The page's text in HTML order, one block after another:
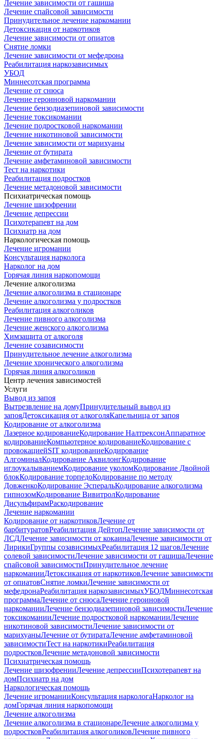
Лечение зависимости от гашиша
Лечение спайсовой зависимости
Принудительное лечение наркомании
Детоксикация от наркотиков
Лечение зависимости от опиатов
Снятие ломки
Лечение зависимости от мефедрона
Реабилитация наркозависимых
УБОД
Миннесотская программа
Лечение от снюса
Лечение героиновой наркомании
Лечение бензодиазепиновой зависимости
Лечение токсикомании
Лечение подростковой наркомании
Лечение никотиновой зависимости
Лечение зависимости от марихуаны
Лечение от бутирата
Лечение амфетаминовой зависимости
Тест на наркотики
Реабилитация подростков
Лечение метадоновой зависимости
Психиатрическая помощь
Лечение шизофрении
Лечение депрессии
Психотерапевт на дом
Психиатр на дом
Наркологическая помощь
Лечение игромании
Консультация нарколога
Нарколог на дом
Горячая линия наркопомощи
Лечение алкоголизма
Лечение алкоголизма в стационаре
Лечение алкоголизма у подростков
Реабилитация алкоголиков
Лечение пивного алкоголизма
Лечение женского алкоголизма
Химзащита от алкоголя
Лечение созависимости
Принудительное лечение алкоголизма
Лечение хронического алкоголизма
Горячая линия алкоголиков
Центр лечения зависимостей
Услуги
Вывод из запоя
Вытрезвление на домуПринудительный вывод из
запояДетоксикация от алкоголяКапельница от запоя
Кодирование от алкоголизма
Лазерное кодированиеКодирование НалтрексонАппаратное
кодированиеКомпьютерное кодированиеКодирование с
провокациейSIT кодированиеКодирование
АлгоминалКодирование АквилонгКодирование
иглоукалываниемКодирование уколомКодирование Двойной
блокКодирование торпедоКодирование по методу
ДовженкоКодирование ЭсперальКодирование алкоголизма
гипнозомКодирование ВивитролКодирование
ДисульфирамРаскодирование
Лечение наркомании
Кодирование от наркотиковЛечение от
барбитуратовРеабилитация ДейтопЛечение зависимости от
ЛСДЛечение зависимости от кокаинаЛечение зависимости от
ЛирикиГруппы созависимыхРеабилитация 12 шаговЛечение
солевой зависимостиЛечение зависимости от гашишаЛечение
спайсовой зависимостиПринудительное лечение
наркоманииДетоксикация от наркотиковЛечение зависимости
от опиатовСнятие ломкиЛечение зависимости от
мефедронаРеабилитация наркозависимыхУБОДМиннесотская
программаЛечение от снюсаЛечение героиновой
наркоманииЛечение бензодиазепиновой зависимостиЛечение
токсикоманииЛечение подростковой наркоманииЛечение
никотиновой зависимостиЛечение зависимости от
марихуаныЛечение от бутиратаЛечение амфетаминовой
зависимостиТест на наркотикиРеабилитация
подростковЛечение метадоновой зависимости
Психиатрическая помощь
Лечение шизофренииЛечение депрессииПсихотерапевт на
домПсихиатр на дом
Наркологическая помощь
Лечение игроманииКонсультация наркологаНарколог на
домГорячая линия наркопомощи
Лечение алкоголизма
Лечение алкоголизма в стационареЛечение алкоголизма у
подростковРеабилитация алкоголиковЛечение пивного